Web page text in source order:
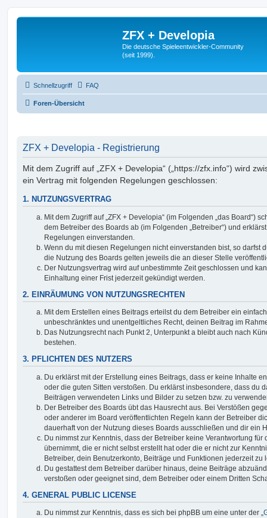
ZFX + Developia
Die deutsche Spieleentwickler-Community
(seit 1999).
Schnellzugriff FAQ
Foren-Übersicht
ZFX + Developia - Registrierung
Mit dem Zugriff auf „ZFX + Developia“ („https://zfx.info“) wird
ein Vertrag mit folgenden Regelungen geschlossen:
1. NUTZUNGSVERTRAG
Mit dem Zugriff auf „ZFX + Developia“ (im Folgenden „das Board“)
dem Betreiber des Boards ab (im Folgenden „Betreiber“) und
Regelungen einverstanden.
Wenn du mit diesen Regelungen nicht einverstanden bist, so darfst
die Nutzung des Boards gelten jeweils die an dieser Stelle
Der Nutzungsvertrag wird auf unbestimmte Zeit geschlossen und
Einhaltung einer Frist jederzeit gekündigt werden.
2. EINRÄUMUNG VON NUTZUNGSRECHTEN
Mit dem Erstellen eines Beitrags erteilst du dem Betreiber ein
unbeschränktes und unentgeltliches Recht, deinen Beitrag im
Das Nutzungsrecht nach Punkt 2, Unterpunkt a bleibt auch nach
bestehen.
3. PFLICHTEN DES NUTZERS
Du erklärst mit der Erstellung eines Beitrags, dass er keine Inhalte
oder die guten Sitten verstoßen. Du erklärst insbesondere, dass du
Beiträgen verwendeten Links und Bilder zu setzen bzw. zu
Der Betreiber des Boards übt das Hausrecht aus. Bei Verstößen
oder anderer im Board veröffentlichten Regeln kann der Betreiber
dauerhaft von der Nutzung dieses Boards ausschließen und dir ein
Du nimmst zur Kenntnis, dass der Betreiber keine Verantwortung für
übernimmt, die er nicht selbst erstellt hat oder die er nicht zur
Betreiber, dein Benutzerkonto, Beiträge und Funktionen jederzeit zu
Du gestattest dem Betreiber darüber hinaus, deine Beiträge
verstoßen oder geeignet sind, dem Betreiber oder einem Dritten
4. GENERAL PUBLIC LICENSE
Du nimmst zur Kenntnis, dass es sich bei phpBB um eine unter der „